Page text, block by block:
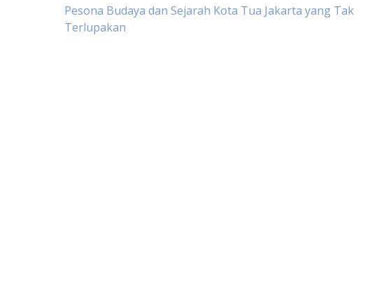
Post
Pesona Budaya dan Sejarah Kota Tua Jakarta yang Tak
Terlupakan